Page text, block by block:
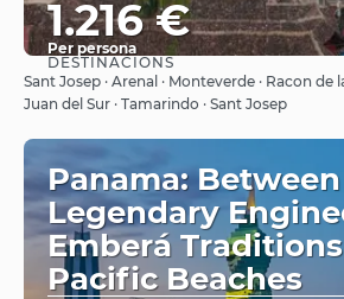
1.216 €
Per persona
Veure
DESTINACIONS
Sant Josep · Arenal · Monteverde · Racon de
Juan del Sur · Tamarindo · Sant Josep
Panama: Between
Legendary
Emberá
Pacific Beaches